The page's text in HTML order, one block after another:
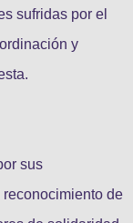
sufridas por el
y
sus
de